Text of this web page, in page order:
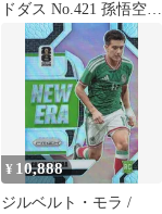
ドダス No.421 孫悟空
超サイヤ人 キラ プリズ
¥ 10,888
ジルベルト・モラ /